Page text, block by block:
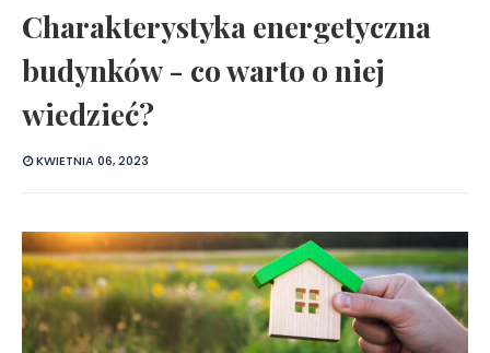
Charakterystyka energetyczna
budynków - co warto o niej
wiedzieć?
KWIETNIA 06, 2023